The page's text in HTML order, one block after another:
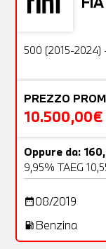
Usato
500 (2015-2024)
PREZZO
10.500,00€
Oppure da:
9,95% TAEG
date_range08/2019
local_gas_station Benzina